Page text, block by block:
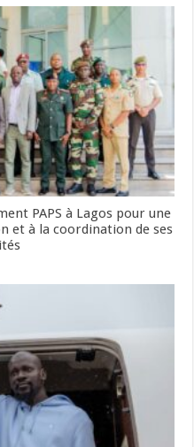
PAPS à Lagos pour une
et à la coordination de ses